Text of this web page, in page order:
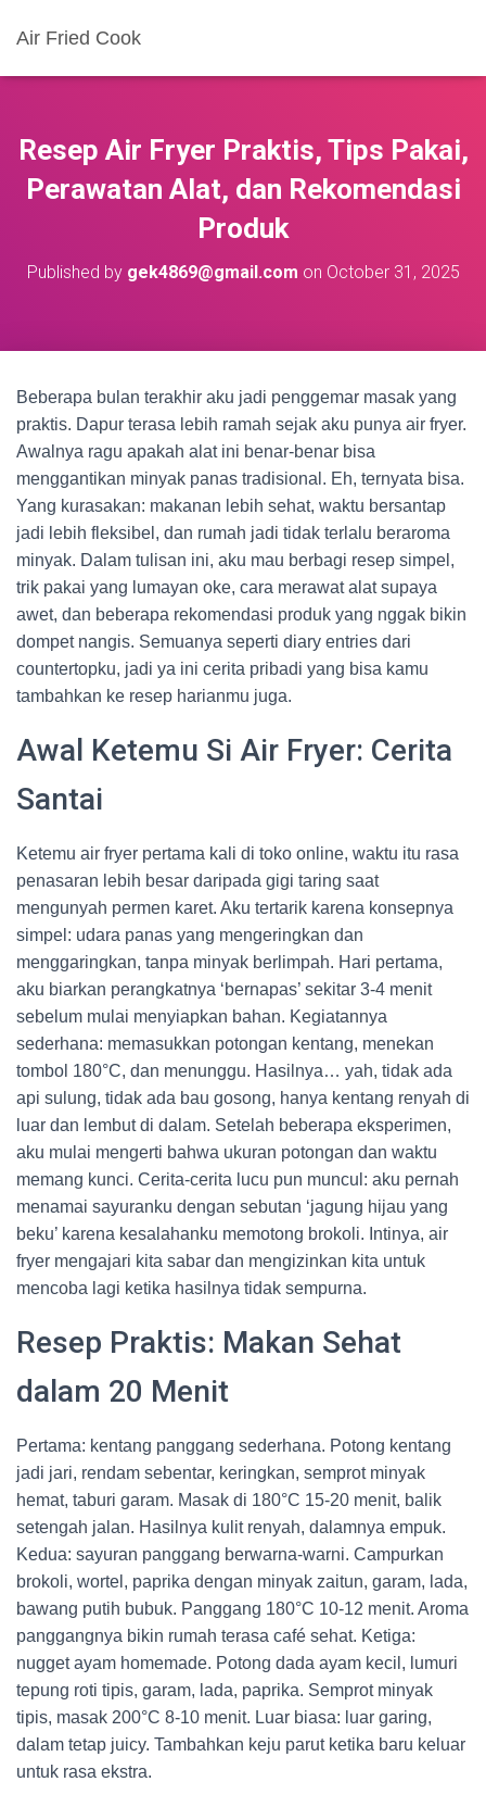
Air Fried Cook
Resep Air Fryer Praktis, Tips Pakai,
Perawatan Alat, dan Rekomendasi
Produk
Published by gek4869@gmail.com on October 31, 2025
Beberapa bulan terakhir aku jadi penggemar masak yang
praktis. Dapur terasa lebih ramah sejak aku punya air fryer.
Awalnya ragu apakah alat ini benar-benar bisa
menggantikan minyak panas tradisional. Eh, ternyata bisa.
Yang kurasakan: makanan lebih sehat, waktu bersantap
jadi lebih fleksibel, dan rumah jadi tidak terlalu beraroma
minyak. Dalam tulisan ini, aku mau berbagi resep simpel,
trik pakai yang lumayan oke, cara merawat alat supaya
awet, dan beberapa rekomendasi produk yang nggak bikin
dompet nangis. Semuanya seperti diary entries dari
countertopku, jadi ya ini cerita pribadi yang bisa kamu
tambahkan ke resep harianmu juga.
Awal Ketemu Si Air Fryer: Cerita
Santai
Ketemu air fryer pertama kali di toko online, waktu itu rasa
penasaran lebih besar daripada gigi taring saat
mengunyah permen karet. Aku tertarik karena konsepnya
simpel: udara panas yang mengeringkan dan
menggaringkan, tanpa minyak berlimpah. Hari pertama,
aku biarkan perangkatnya ‘bernapas’ sekitar 3-4 menit
sebelum mulai menyiapkan bahan. Kegiatannya
sederhana: memasukkan potongan kentang, menekan
tombol 180°C, dan menunggu. Hasilnya… yah, tidak ada
api sulung, tidak ada bau gosong, hanya kentang renyah di
luar dan lembut di dalam. Setelah beberapa eksperimen,
aku mulai mengerti bahwa ukuran potongan dan waktu
memang kunci. Cerita-cerita lucu pun muncul: aku pernah
menamai sayuranku dengan sebutan ‘jagung hijau yang
beku’ karena kesalahanku memotong brokoli. Intinya, air
fryer mengajari kita sabar dan mengizinkan kita untuk
mencoba lagi ketika hasilnya tidak sempurna.
Resep Praktis: Makan Sehat
dalam 20 Menit
Pertama: kentang panggang sederhana. Potong kentang
jadi jari, rendam sebentar, keringkan, semprot minyak
hemat, taburi garam. Masak di 180°C 15-20 menit, balik
setengah jalan. Hasilnya kulit renyah, dalamnya empuk.
Kedua: sayuran panggang berwarna-warni. Campurkan
brokoli, wortel, paprika dengan minyak zaitun, garam, lada,
bawang putih bubuk. Panggang 180°C 10-12 menit. Aroma
panggangnya bikin rumah terasa café sehat. Ketiga:
nugget ayam homemade. Potong dada ayam kecil, lumuri
tepung roti tipis, garam, lada, paprika. Semprot minyak
tipis, masak 200°C 8-10 menit. Luar biasa: luar garing,
dalam tetap juicy. Tambahkan keju parut ketika baru keluar
untuk rasa ekstra.